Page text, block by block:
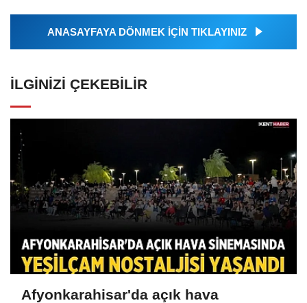
ANASAYFAYA DÖNMEK İÇİN TIKLAYINIZ
İLGINIZI ÇEKEBILIR
Afyonkarahisar'da açık hava